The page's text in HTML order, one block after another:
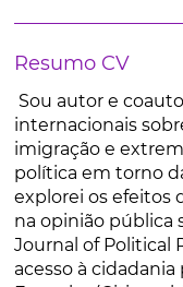
Resumo CV
Sou autor e
internacionais
imigração e
política em torno
explorei os efeitos
na opinião pública
Journal of Political
acesso à